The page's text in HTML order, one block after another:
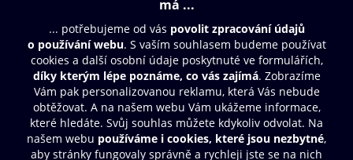
Obsah ke stažení
Moje O2 Knihovna
Další zábava
© O2 Czech Republic a.s.